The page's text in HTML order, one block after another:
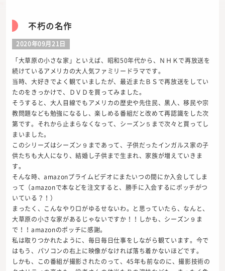
不朽の名作
2020年09月21日
「大草原の小さな家」といえば、昭和50年代から、ＮＨＫで再放送を
続けているアメリカの大人気ファミリードラマです。
当時、大好きでよく観ていましたが、最近またＢＳで再放送をしてい
たのをきっかけで、ＤＶＤを買ってみました。
そうすると、大人目線でもアメリカの歴史や先住民、黒人、移民や宗
教問題なども勉強になるし、楽しめる番組だと改めて再認識をした次
第です。それから止まらなくなって、シーズン５まで次々と買ってし
まいました。
このシリーズはシーズン９まであって、子供だったインガルス家の子
供たちも大人になり、結婚し子供まで生まれ、家族が増えていきま
す。
そんな時、amazonプライムビデオにまたいつの間にか入会してしま
って（amazonで本などを注文すると、勝手に入会するにポッチがつ
いている？！）
まったく、こんなやり口がゆるせないわ。と思っていたら、なんと、
大草原の小さな家があるじゃないですか！！しかも、シーズン９ま
で！！amazonのポッチに感謝。
私は取りつかれたように、毎日毎日仕事をしながら観ています。今で
はもう、パソコンの右上に映像がなければ落ち着かないほどです。
しかも、この番組が撮影されたのって、45年も前なのに、撮影技術の